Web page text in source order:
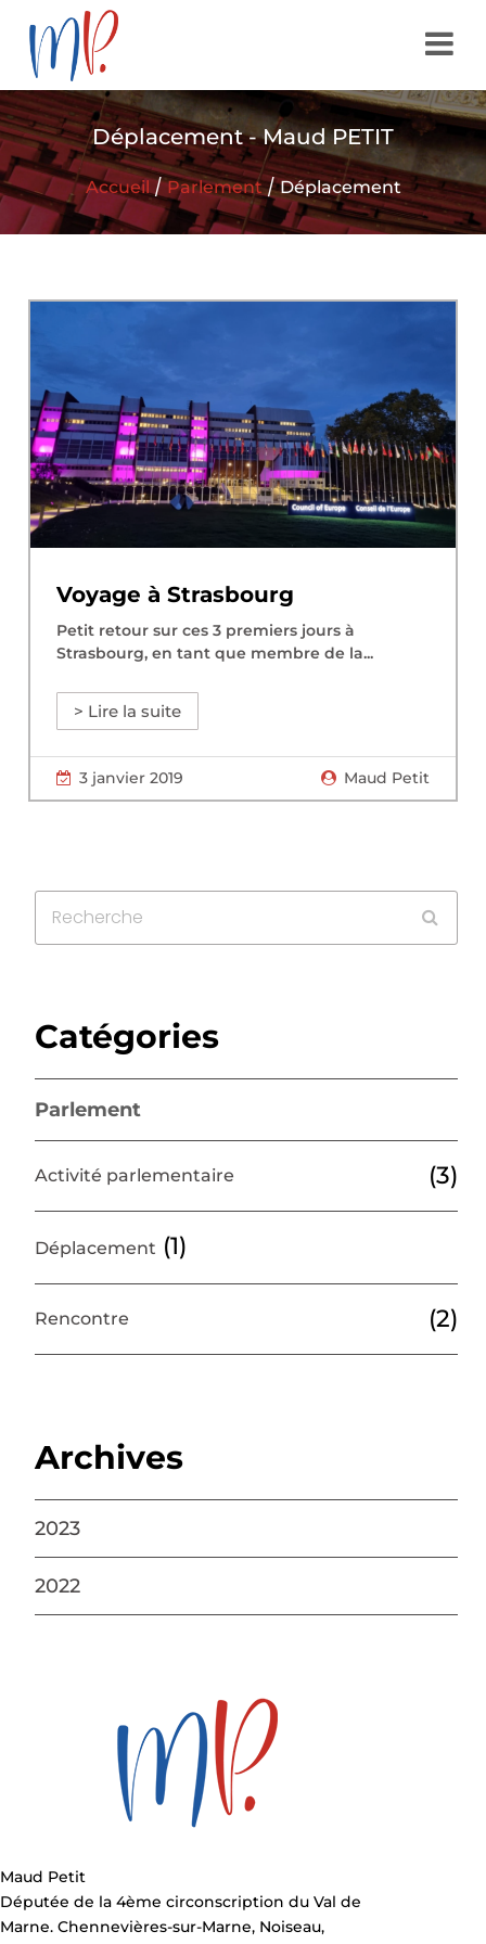
Déplacement - Maud PETIT
Accueil/Parlement/Déplacement
Voyage à Strasbourg
Petit retour sur ces 3 premiers jours à
Strasbourg, en tant que membre de la...
> Lire la suite
3 janvier 2019 Maud Petit
Catégories
Parlement
Activité parlementaire (3)
Déplacement (1)
Rencontre (2)
Archives
2023
2022
Maud Petit
Députée de la 4ème circonscription du Val de
Marne. Chennevières-sur-Marne, Noiseau,